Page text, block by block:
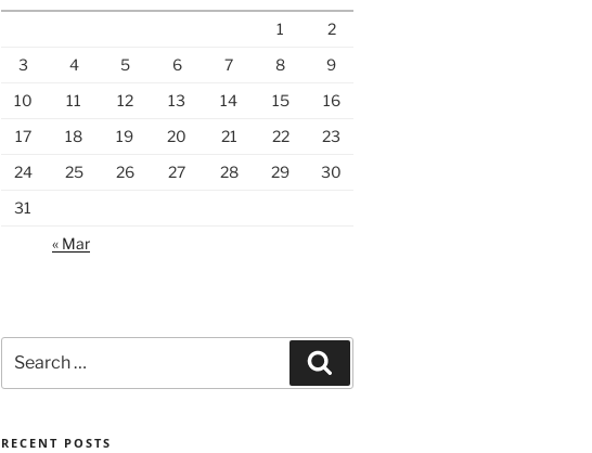
1
2
3
4 5 6 7 8
9
10
11 12 13 14 15
16
17
18 19 20 21 22
23
24
25 26 27 28 29
30
31
« Mar
for:
RECENT POSTS